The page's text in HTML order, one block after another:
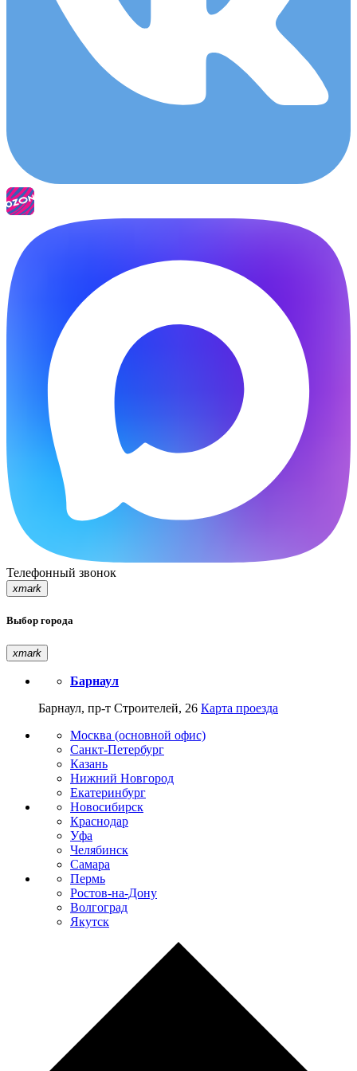
Телефонный звонок
xmark
Выбор города
xmark
Барнаул
Барнаул, пр-т Строителей, 26 Карта проезда
Москва (основной офис)
Санкт-Петербург
Казань
Нижний Новгород
Екатеринбург
Новосибирск
Краснодар
Уфа
Челябинск
Самара
Пермь
Ростов-на-Дону
Волгоград
Якутск